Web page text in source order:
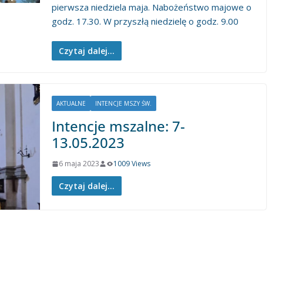
pierwsza niedziela maja. Nabożeństwo majowe o
godz. 17.30. W przyszłą niedzielę o godz. 9.00
Czytaj dalej...
AKTUALNE INTENCJE MSZY ŚW.
Intencje mszalne: 7-
13.05.2023
6 maja 2023 1009 Views
Czytaj dalej...